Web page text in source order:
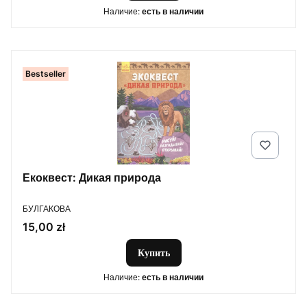
Наличие: есть в наличии
Bestseller
Екоквест: Дикая природа
ПРОИЗВОДИТЕЛЬ
БУЛГАКОВА
Цена
15,00 zł
Купить
Наличие: есть в наличии